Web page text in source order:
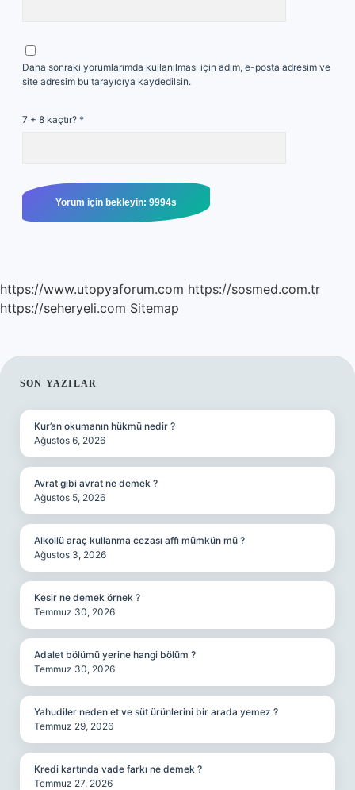
Daha sonraki yorumlarımda kullanılması için adım, e-posta adresim ve
site adresim bu tarayıcıya kaydedilsin.
7 + 8 kaçtır? *
https://www.utopyaforum.com https://sosmed.com.tr
https://seheryeli.com Sitemap
SIDEBAR
SON YAZILAR
Kur’an okumanın hükmü nedir ?
Ağustos 6, 2026
Avrat gibi avrat ne demek ?
Ağustos 5, 2026
Alkollü araç kullanma cezası affı mümkün mü ?
Ağustos 3, 2026
Kesir ne demek örnek ?
Temmuz 30, 2026
Adalet bölümü yerine hangi bölüm ?
Temmuz 30, 2026
Yahudiler neden et ve süt ürünlerini bir arada yemez ?
Temmuz 29, 2026
Kredi kartında vade farkı ne demek ?
Temmuz 27, 2026